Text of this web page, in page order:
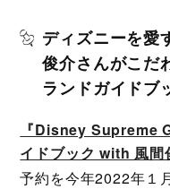
ディズニーを
俊介さんがこだ
ランドガイドブ
『Disney Supreme
イドブック with 風間
予約を今年2022年１